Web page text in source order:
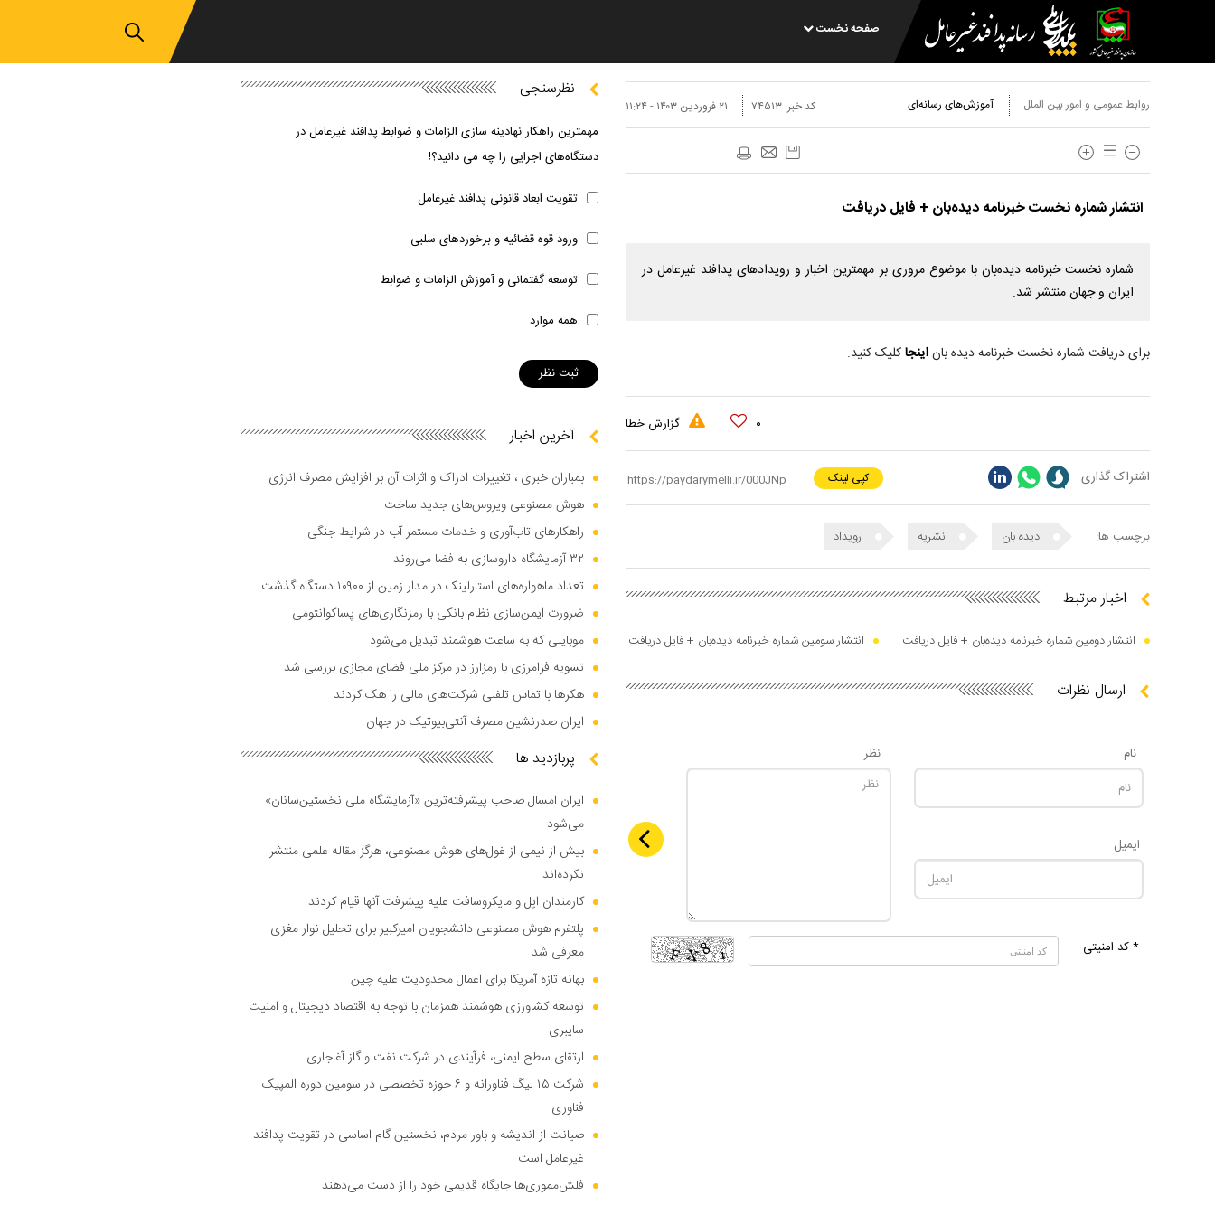
صفحه نخست
روابط عمومی و امور بین الملل آموزش‌های رسانه‌ای ۲۱ فروردين ۱۴۰۳ - ۱۱:۲۴ کد خبر: ۷۴۵۱۳
انتشار شماره نخست خبرنامه دیده‌بان + فایل دریافت
شماره نخست خبرنامه دیده‌بان با موضوع مروری بر مهمترین اخبار و رویداد‌های پدافند غیرعامل در
ایران و جهان منتشر شد.
برای دریافت شماره نخست خبرنامه دیده باناینجاکلیک کنید.
۰ گزارش خطا
اشتراک گذاری کپی لینک
برچسب ها: دیده بان نشریه رویداد
اخبار مرتبط
انتشار دومین شماره خبرنامه دیده‌بان + فایل دریافت انتشار سومین شماره خبرنامه دیده‌بان + فایل دریافت
ارسال نظرات
نام
ایمیل
نظر
* کد امنیتی
نظرسنجی
مهمترین راهکار نهادینه سازی الزامات و ضوابط پدافند غیرعامل در
دستگاه‌های اجرایی را چه می دانید؟!
تقویت ابعاد قانونی پدافند غیرعامل
ورود قوه قضائیه و برخوردهای سلبی
توسعه گفتمانی و آموزش الزامات و ضوابط
همه موارد
آخرین اخبار
بمباران خبری ، تغییرات ادراک و اثرات آن بر افزایش مصرف انرژی
هوش مصنوعی ویروس‌های جدید ساخت
راهکار‌های تاب‌آوری و خدمات مستمر آب در شرایط جنگی
۳۲ آزمایشگاه داروسازی به فضا می‌روند
تعداد ماهواره‌های استارلینک در مدار زمین از ۱۰۹۰۰ دستگاه گذشت
ضرورت ایمن‌سازی نظام بانکی با رمزنگاری‌های پساکوانتومی
موبایلی که به ساعت هوشمند تبدیل می‌شود
تسویه فرامرزی با رمزارز در مرکز ملی فضای مجازی بررسی شد
هکر‌ها با تماس تلفنی شرکت‌های مالی را هک کردند
ایران صدرنشین مصرف آنتی‌بیوتیک در جهان
پربازدید ها
ایران امسال صاحب پیشرفته‌ترین «آزمایشگاه ملی نخستین‌سانان»
می‌شود
بیش از نیمی از غول‌های هوش مصنوعی، هرگز مقاله علمی منتشر
نکرده‌اند
کارمندان اپل و مایکروسافت علیه پیشرفت آنها قیام کردند
پلتفرم هوش مصنوعی دانشجویان امیرکبیر برای تحلیل نوار مغزی
معرفی شد
بهانه تازه آمریکا برای اعمال محدودیت علیه چین
توسعه کشاورزی هوشمند همزمان با توجه به اقتصاد دیجیتال و امنیت
سایبری
ارتقای سطح ایمنی، فرآیندی در شرکت نفت و گاز آغاجاری
شرکت ۱۵ لیگ فناورانه و ۶ حوزه تخصصی در سومین دوره المپیک
فناوری
صیانت از اندیشه و باور مردم، نخستین گام اساسی در تقویت پدافند
غیرعامل است
فلش‌مموری‌ها جایگاه قدیمی خود را از دست می‌دهند